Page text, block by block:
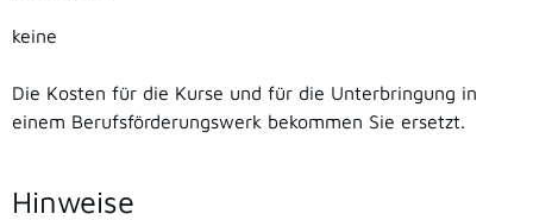
keine
Die Kosten für die Kurse und für die Unterbringung in
einem Berufsförderungswerk bekommen Sie ersetzt.
Hinweise